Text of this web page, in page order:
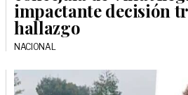
impactante decisión
hallazgo
NACIONAL